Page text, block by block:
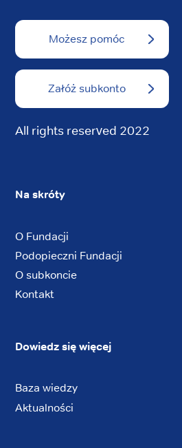
Możesz pomóc
Załóż subkonto
All rights reserved 2022
Na skróty
O Fundacji
Podopieczni Fundacji
O subkoncie
Kontakt
Dowiedz się więcej
Baza wiedzy
Aktualności